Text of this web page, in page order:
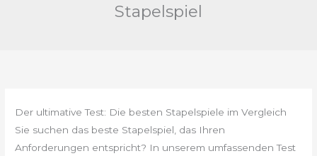
Stapelspiel
Der ultimative Test: Die besten Stapelspiele im Vergleich
Sie suchen das beste Stapelspiel, das Ihren
Anforderungen entspricht? In unserem umfassenden Test